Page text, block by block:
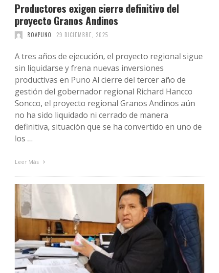
Productores exigen cierre definitivo del
proyecto Granos Andinos
ROAPUNO 29 DICIEMBRE, 2025
A tres años de ejecución, el proyecto regional sigue
sin liquidarse y frena nuevas inversiones
productivas en Puno Al cierre del tercer año de
gestión del gobernador regional Richard Hancco
Soncco, el proyecto regional Granos Andinos aún
no ha sido liquidado ni cerrado de manera
definitiva, situación que se ha convertido en uno de
los …
Leer Más